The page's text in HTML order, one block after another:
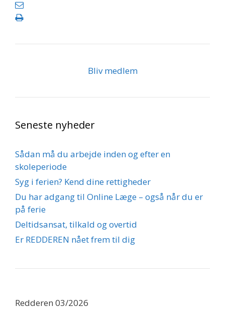
Bliv medlem
Seneste nyheder
Sådan må du arbejde inden og efter en
skoleperiode
Syg i ferien? Kend dine rettigheder
Du har adgang til Online Læge – også når du er
på ferie
Deltidsansat, tilkald og overtid
Er REDDEREN nået frem til dig
Redderen 03/2026